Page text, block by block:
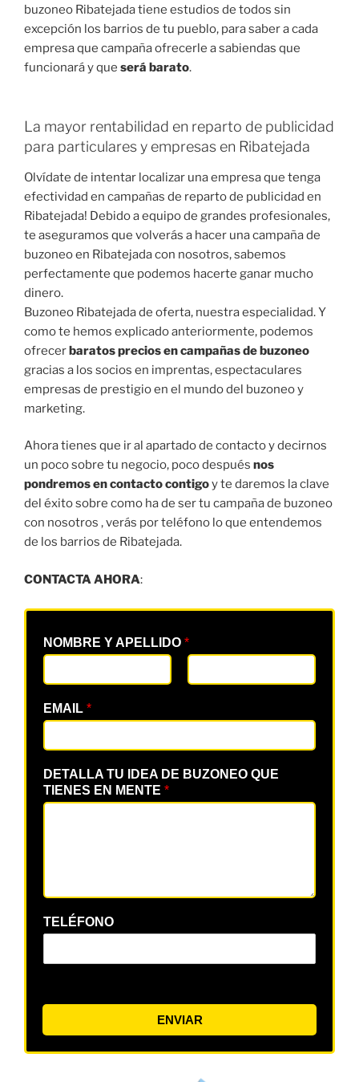
buzoneo Ribatejada tiene estudios de todos sin
excepción los barrios de tu pueblo, para saber a cada
empresa que campaña ofrecerle a sabiendas que
funcionará y que será barato.
La mayor rentabilidad en reparto de publicidad
para particulares y empresas en Ribatejada
Olvídate de intentar localizar una empresa que tenga
efectividad en campañas de reparto de publicidad en
Ribatejada! Debido a equipo de grandes profesionales,
te aseguramos que volverás a hacer una campaña de
buzoneo en Ribatejada con nosotros, sabemos
perfectamente que podemos hacerte ganar mucho
dinero.
Buzoneo Ribatejada de oferta, nuestra especialidad. Y
como te hemos explicado anteriormente, podemos
ofrecerbaratos precios en campañas de buzoneo
gracias a los socios en imprentas, espectaculares
empresas de prestigio en el mundo del buzoneo y
marketing.
Ahora tienes que ir al apartado de contacto y decirnos
un poco sobre tu negocio, poco después nos
pondremos en contacto contigoy te daremos la clave
del éxito sobre como ha de ser tu campaña de buzoneo
con nosotros , verás por teléfono lo que entendemos
de los barrios de Ribatejada.
CONTACTA AHORA:
NOMBRE Y APELLIDO *
EMAIL *
DETALLA TU IDEA DE BUZONEO QUE
TIENES EN MENTE *
TELÉFONO
ENVIAR